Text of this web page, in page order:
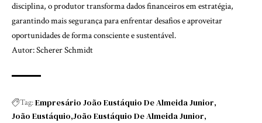
disciplina, o produtor transforma dados financeiros em estratégia,
garantindo mais segurança para enfrentar desafios e aproveitar
oportunidades de forma consciente e sustentável.
Autor: Scherer Schmidt
Tag:Empresário João Eustáquio De Almeida Junior
João Eustáquio João Eustáquio De Almeida Junior